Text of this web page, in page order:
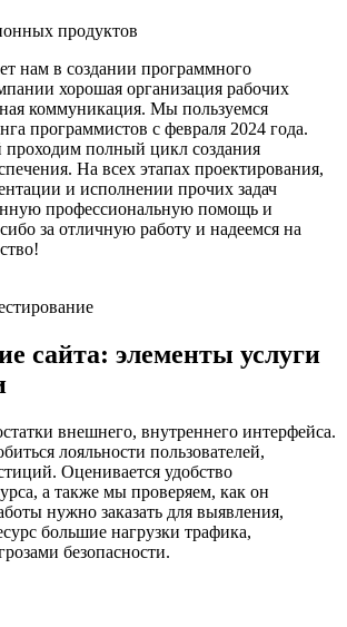
продуктов
нам в создании программного
хорошая организация рабочих
коммуникация. Мы пользуемся
программистов с февраля 2024 года.
проходим полный цикл создания
На всех этапах проектирования,
и исполнении прочих задач
профессиональную помощь и
за отличную работу и надеемся на
сайта: элементы услуги
внешнего, внутреннего интерфейса.
лояльности пользователей,
Оценивается удобство
а также мы проверяем, как он
нужно заказать для выявления,
большие нагрузки трафика,
безопасности.